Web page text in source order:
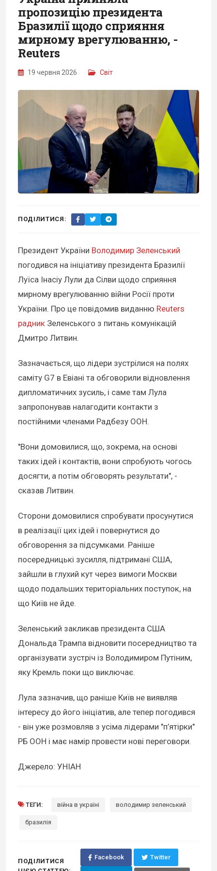
пропозицію президента
Бразилії щодо сприяння
мирному врегулюванню, -
Reuters
19 червня 2026 Світ
ПОДІЛИТИСЯ:
Президент України Володимир Зеленський
погодився на ініціативу президента Бразилії
Луїса Інасіу Лули да Сілви щодо сприяння
мирному врегулюванню війни Росії проти
України. Про це повідомив виданню Reuters
радник Зеленського з питань комунікацій
Дмитро Литвин.
Зазначається, що лідери зустрілися на полях
саміту G7 в Евіані та обговорили відновлення
дипломатичних зусиль, і саме там Лула
запропонував налагодити контакти з
постійними членами Радбезу ООН.
"Вони домовилися, що, зокрема, на основі
таких ідей і контактів, вони спробують чогось
досягти, а потім обговорять результати", -
сказав Литвин.
Сторони домовилися спробувати просунутися
в реалізації цих ідей і повернутися до
обговорення за підсумками. Раніше
посередницькі зусилля, підтримані США,
зайшли в глухий кут через вимоги Москви
щодо подальших територіальних поступок, на
що Київ не йде.
Зеленський закликав президента США
Дональда Трампа відновити посередництво та
організувати зустріч із Володимиром Путіним,
яку Кремль поки що виключає.
Лула зазначив, що раніше Київ не виявляв
інтересу до його ініціатив, але тепер погодився
- він уже розмовляв з усіма лідерами "п’ятірки"
РБ ООН і має намір провести нові переговори.
Джерело: УНІАН
ТЕГИ: війна в україні володимир зеленський
бразилія
ПОДІЛИТИСЯ
Facebook Twitter